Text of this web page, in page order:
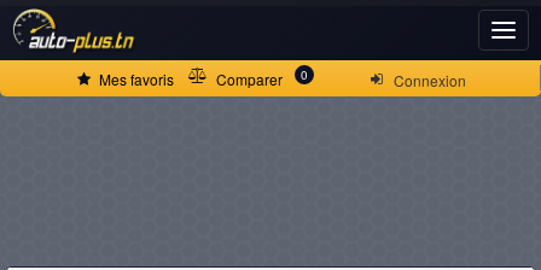
Connexion
Mes favoris Comparer 0
ACCUEIL